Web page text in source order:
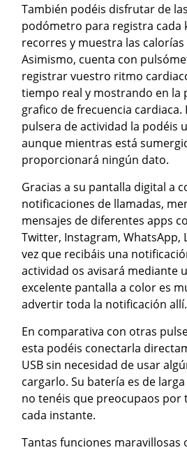
También podéis disfrutar de
podómetro para registra cada
recorres y muestra las calorías
Asimismo, cuenta con
registrar vuestro ritmo
tiempo real y mostrando en la
grafico de frecuencia cardiaca.
pulsera de actividad la podéis
aunque mientras está
proporcionará ningún dato.
Gracias a su pantalla digital a
notificaciones de llamadas,
mensajes de diferentes apps
Twitter, Instagram, WhatsApp,
vez que recibáis una
actividad os avisará mediante
excelente pantalla a color es
advertir toda la notificación allí.
En comparativa con otras
esta podéis conectarla
USB sin necesidad de usar
cargarlo. Su batería es de
no tenéis que preocupaos por
cada instante.
Tantas funciones maravillosas